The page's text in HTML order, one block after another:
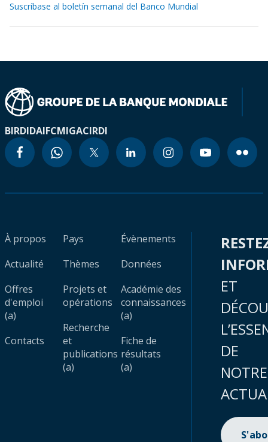
Suscríbase al boletín semanal del Banco Mundial
BIRDIDAIFCMIGACIRDI
À propos
Actualité
Offres
d'emploi
(a)
Contacts
Pays
Thèmes
Projets et
opérations
Recherche
et
publications
(a)
Évènements
Données
Académie des
connaissances
(a)
Fiche de
résultats
(a)
ET
DE
NOTRE